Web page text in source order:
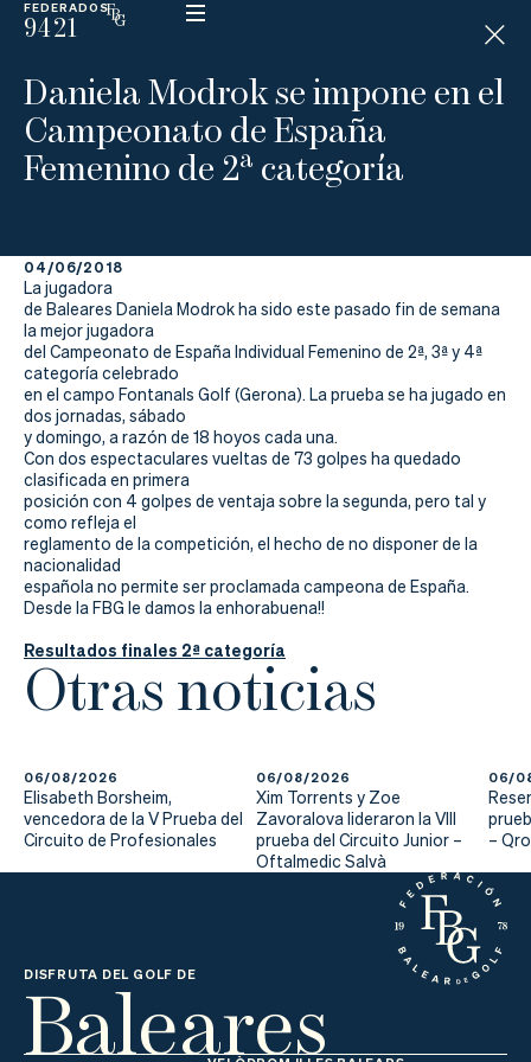
FEDERADOS
9421
ESP
N
D
I
C
A
P
La
Federación
Federarse
Jugar
Aprender
Actualidad
Tienda
Daniela Modrok se impone en el
Campeonato de España
Femenino de 2ª categoría
04/06/2018
La jugadora
de Baleares Daniela Modrok ha sido este pasado fin de semana
la mejor jugadora
del Campeonato de España Individual Femenino de 2ª, 3ª y 4ª
categoría celebrado
en el campo Fontanals Golf (Gerona). La prueba se ha jugado en
dos jornadas, sábado
y domingo, a razón de 18 hoyos cada una.
Con dos espectaculares vueltas de 73 golpes ha quedado
clasificada en primera
posición con 4 golpes de ventaja sobre la segunda, pero tal y
como refleja el
reglamento de la competición, el hecho de no disponer de la
nacionalidad
española no permite ser proclamada campeona de España.
Desde la FBG le damos la enhorabuena!!
Resultados finales 2ª categoría
Otras noticias
06/08/2026
Elisabeth Borsheim,
vencedora de la V Prueba del
Circuito de Profesionales
06/08/2026
Xim Torrents y Zoe
Zavoralova lideraron la VIII
prueba del Circuito Junior –
Oftalmedic Salvà
06/
–
DISFRUTA DEL GOLF DE
Baleares